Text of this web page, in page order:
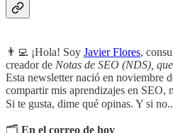
👨‍💻 ¡Hola! Soy Javier Flores,
creador de Notas de SEO (NDS),
Esta newsletter nació en noviembre
compartir mis aprendizajes en SEO,
Si te gusta, dime qué opinas. Y si
🗂️ En el correo de hoy